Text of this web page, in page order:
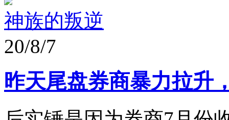
神族的叛逆
20/8/7
昨天尾盘券商暴力拉升